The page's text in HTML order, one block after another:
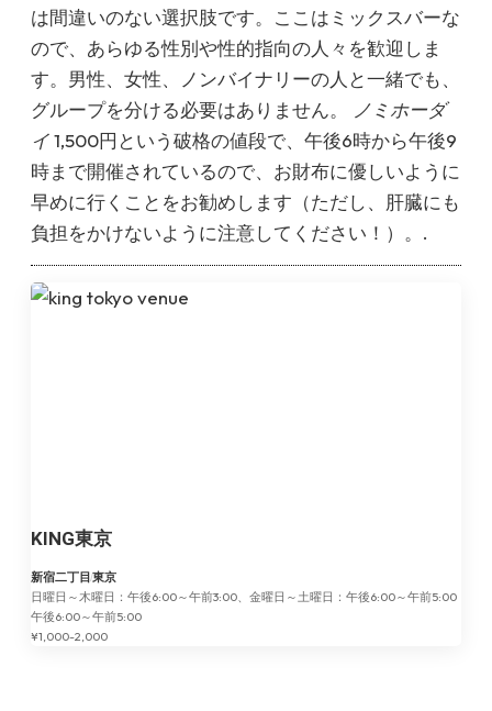
は間違いのない選択肢です。ここはミックスバーな
ので、あらゆる性別や性的指向の人々を歓迎しま
す。男性、女性、ノンバイナリーの人と一緒でも、
グループを分ける必要はありません。
ノミホーダ
イ1,500円という破格の値段で、午後6時から午後9
時まで開催されているので、お財布に優しいように
早めに行くことをお勧めします（ただし、肝臓にも
負担をかけないように注意してください！）。.
KING東京
新宿二丁目東京
日曜日～木曜日：午後6:00～午前3:00、金曜日～土曜日：午後6:00～午前5:00
午後6:00～午前5:00
¥1,000-2,000